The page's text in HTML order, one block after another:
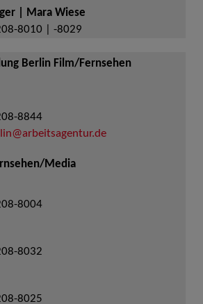
| Mara Wiese
8010 | -8029
Berlin Film/Fernsehen
8844
Media
8004
8032
8025